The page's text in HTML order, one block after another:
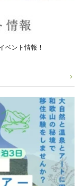
ベント情報！